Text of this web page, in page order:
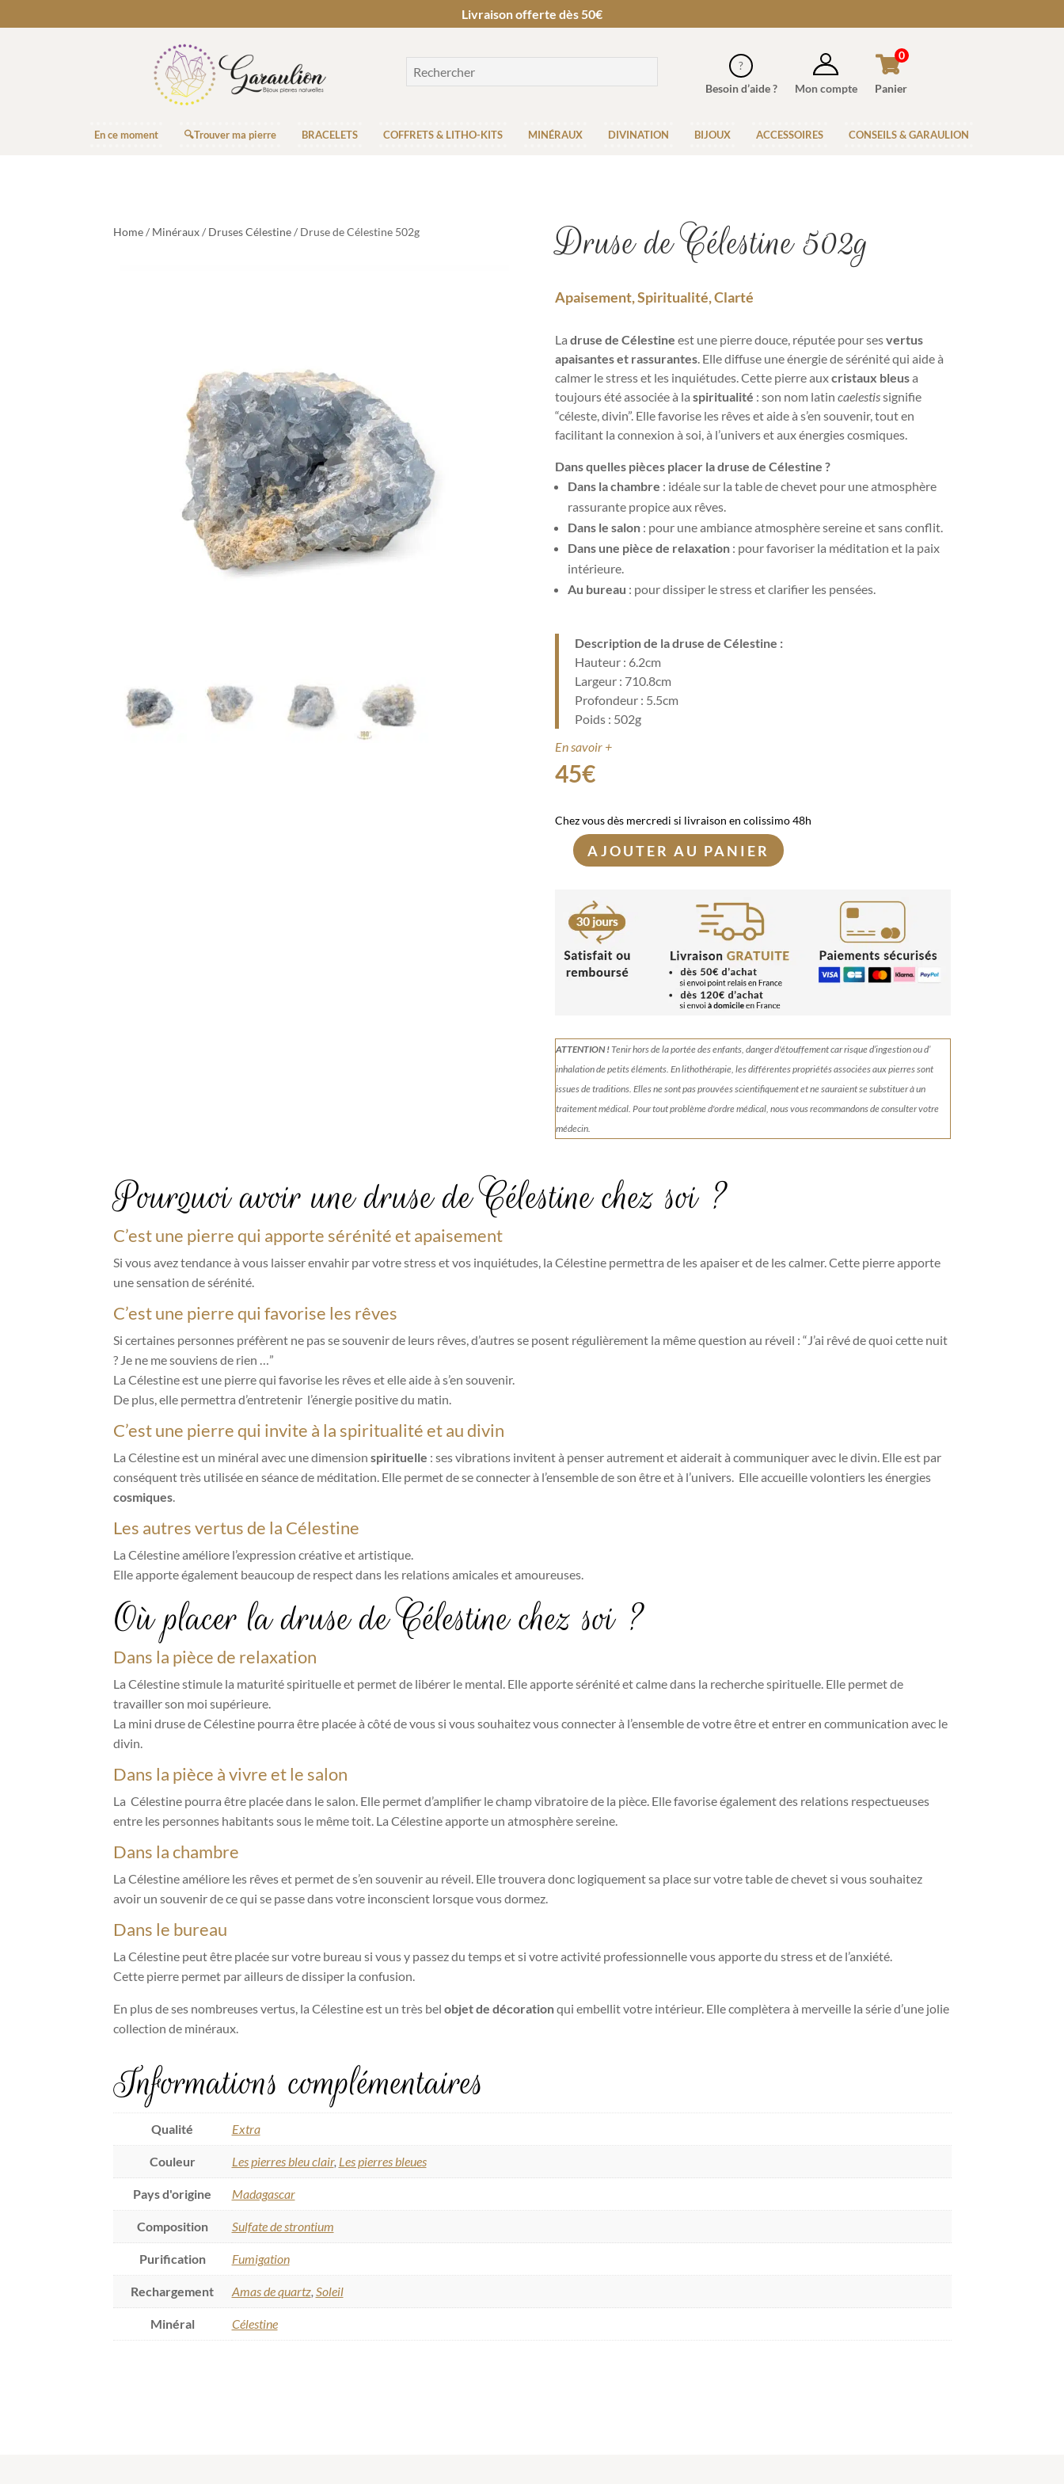
Livraison offerte dès 50€
Besoin d’aide ? Mon compte Panier
0
En ce moment 🔍Trouver ma pierre BRACELETS COFFRETS & LITHO-KITS MINÉRAUX DIVINATION BIJOUX ACCESSOIRES CONSEILS & GARAULION
Home/ Minéraux/ Druses Célestine/ Druse de Célestine 502g Druse de Célestine 502g
Apaisement, Spiritualité, Clarté
Ladruse de Célestine est une pierre douce, réputée pour sesvertus
apaisantes et rassurantes. Elle diffuse une énergie de sérénité qui aide à
calmer le stress et les inquiétudes. Cette pierre auxcristaux bleusa
toujours été associée à laspiritualité : son nom latincaelestissignifie
“céleste, divin”. Elle favorise les rêves et aide à s’en souvenir, tout en
facilitant la connexion à soi, à l’univers et aux énergies cosmiques.
Dans quelles pièces placer la druse de Célestine ?
Dans la chambre : idéale sur la table de chevet pour une atmosphère
rassurante propice aux rêves.
Dans le salon : pour une ambiance atmosphère sereine et sans conflit.
Dans une pièce de relaxation : pour favoriser la méditation et la paix
intérieure.
Au bureau : pour dissiper le stress et clarifier les pensées.
Description de la druse de Célestine :
Hauteur : 6.2cm
Largeur : 710.8cm
Profondeur : 5.5cm
Poids : 502g
En savoir +
45€
Chez vous dès mercredi si livraison en colissimo 48h
quantité
Célestine
502g
AJOUTER AU PANIER
ATTENTION !Tenirhors de la portée des enfants, danger d'étouffement car risque d’ingestion ou d’
inhalation de petits éléments.En lithothérapie, les différentes propriétés associées aux pierres sont
issues de traditions. Elles ne sont pas prouvées scientifiquement et ne sauraient se substituer à un
traitement médical. Pour tout problème d'ordre médical, nous vous recommandons de consulter votre
médecin.
Pourquoi avoir une druse de Célestine chez soi ?
C’est une pierre qui apporte sérénité et apaisement
Si vous avez tendance à vous laisser envahir par votre stress et vos inquiétudes, la Célestine permettra de les apaiser et de les calmer. Cette pierre apporte
une sensation de sérénité.
C’est une pierre qui favorise les rêves
Si certaines personnes préfèrent ne pas se souvenir de leurs rêves, d’autres se posent régulièrement la même question au réveil : “J’ai rêvé de quoi cette nuit
? Je ne me souviens de rien …”
La Célestine est une pierre qui favorise les rêves et elle aide à s’en souvenir.
De plus, elle permettra d’entretenir l’énergie positive du matin.
C’est une pierre qui invite à la spiritualité et au divin
La Célestine est un minéral avec une dimension spirituelle : ses vibrations invitent à penser autrement et aiderait à communiquer avec le divin. Elle est par
conséquent très utilisée en séance de méditation. Elle permet de se connecter à l’ensemble de son être et à l’univers. Elle accueille volontiers les énergies
cosmiques.
Les autres vertus de la Célestine
La Célestine améliore l’expression créative et artistique.
Elle apporte également beaucoup de respect dans les relations amicales et amoureuses.
Où placer la druse de Célestine chez soi ?
Dans la pièce de relaxation
La Célestine stimule la maturité spirituelle et permet de libérer le mental. Elle apporte sérénité et calme dans la recherche spirituelle. Elle permet de
travailler son moi supérieure.
La mini druse de Célestine pourra être placée à côté de vous si vous souhaitez vous connecter à l’ensemble de votre être et entrer en communication avec le
divin.
Dans la pièce à vivre et le salon
La Célestine pourra être placée dans le salon. Elle permet d’amplifier le champ vibratoire de la pièce. Elle favorise également des relations respectueuses
entre les personnes habitants sous le même toit. La Célestine apporte un atmosphère sereine.
Dans la chambre
La Célestine améliore les rêves et permet de s’en souvenir au réveil. Elle trouvera donc logiquement sa place sur votre table de chevet si vous souhaitez
avoir un souvenir de ce qui se passe dans votre inconscient lorsque vous dormez.
Dans le bureau
La Célestine peut être placée sur votre bureau si vous y passez du temps et si votre activité professionnelle vous apporte du stress et de l’anxiété.
Cette pierre permet par ailleurs de dissiper la confusion.
En plus de ses nombreuses vertus, la Célestine est un très bel objet de décorationqui embellit votre intérieur. Elle complètera à merveille la série d’une jolie
collection de minéraux.
Informations complémentaires
Qualité Extra
Couleur Les pierres bleu clair, Les pierres bleues
Pays d'origine Madagascar
Composition Sulfate de strontium
Purification Fumigation
Rechargement Amas de quartz, Soleil
Minéral Célestine